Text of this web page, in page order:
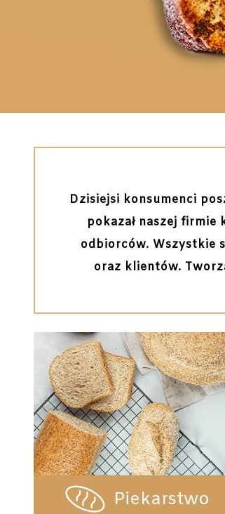
Dzisiejsi konsumenci
pokazał naszej
odbiorców. Wszystkie
oraz klientów.
Piekarstwo